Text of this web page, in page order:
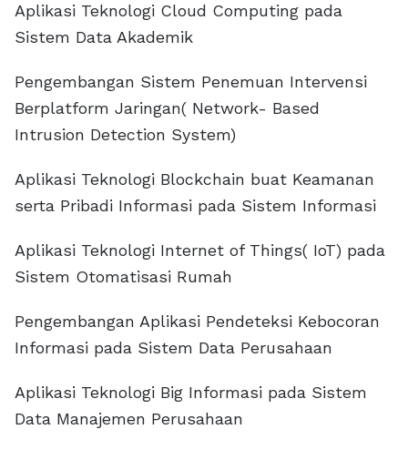
Aplikasi Teknologi Cloud Computing pada
Sistem Data Akademik
Pengembangan Sistem Penemuan Intervensi
Berplatform Jaringan( Network- Based
Intrusion Detection System)
Aplikasi Teknologi Blockchain buat Keamanan
serta Pribadi Informasi pada Sistem Informasi
Aplikasi Teknologi Internet of Things( IoT) pada
Sistem Otomatisasi Rumah
Pengembangan Aplikasi Pendeteksi Kebocoran
Informasi pada Sistem Data Perusahaan
Aplikasi Teknologi Big Informasi pada Sistem
Data Manajemen Perusahaan